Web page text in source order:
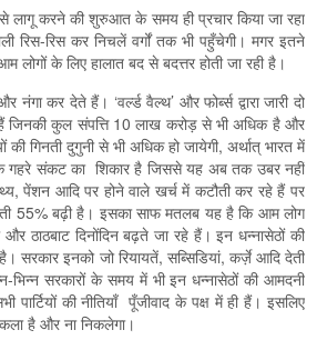
लागू करने की शुरुआत के समय ही प्रचार किया जा रहा
रिस-रिस कर निचलें वर्गों तक भी पहुँचेगी। मगर इतने
के लिए हालात बद से बदत्तर होती जा रही है।
कर देते हैं। ‘वर्ल्ड वैल्थ’ और फोर्ब्स द्वारा जारी दो
जिनकी कुल संपत्ति 10 लाख करोड़ से भी अधिक है और
गिनती दुगुनी से भी अधिक हो जायेगी, अर्थात् भारत में
गहरे संकट का शिकार है जिससे यह अब तक उबर नहीं
पेंशन आदि पर होने वाले खर्च में कटौती कर रहे हैं पर
55% बढ़ी है। इसका साफ मतलब यह है कि आम लोग
ठाठबाट दिनोंदिन बढ़ते जा रहे हैं। इन धन्नासेठों की
सरकार इनको जो रियायतें, सब्सिडियां, कर्ज़े आदि देती
सरकारों के समय में भी इन धन्नासेठों की आमदनी
पार्टियों की नीतियाँ पूँजीवाद के पक्ष में ही हैं। इसलिए
है और ना निकलेगा।